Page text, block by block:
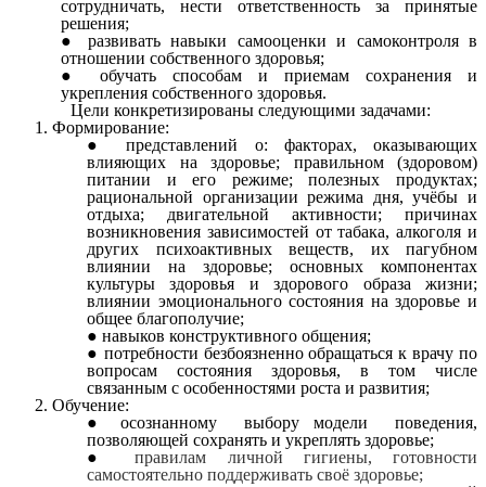
сотрудничать, нести ответственность за принятые
решения;
развивать навыки самооценки и самоконтроля в
отношении собственного здоровья;
обучать способам и приемам сохранения и
укрепления собственного здоровья.
Цели конкретизированы следующими задачами:
Формирование:
представлений о: факторах, оказывающих
влияющих на здоровье; правильном (здоровом)
питании и его режиме; полезных продуктах;
рациональной организации режима дня, учёбы и
отдыха; двигательной активности; причинах
возникновения зависимостей от табака, алкоголя и
других психоактивных веществ, их пагубном
влиянии на здоровье; основных компонентах
культуры здоровья и здорового образа жизни;
влиянии эмоционального состояния на здоровье и
общее благополучие;
навыков конструктивного общения;
потребности безбоязненно обращаться к врачу по
вопросам состояния здоровья, в том числе
связанным с особенностями роста и развития;
Обучение:
осознанному выбору модели поведения,
позволяющей сохранять и укреплять здоровье;
правилам личной гигиены, готовности
самостоятельно поддерживать своё здоровье;